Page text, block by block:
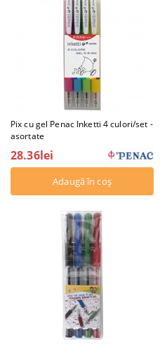
Pix cu gel Penac Inketti 4 culori/set -
asortate
28.36lei